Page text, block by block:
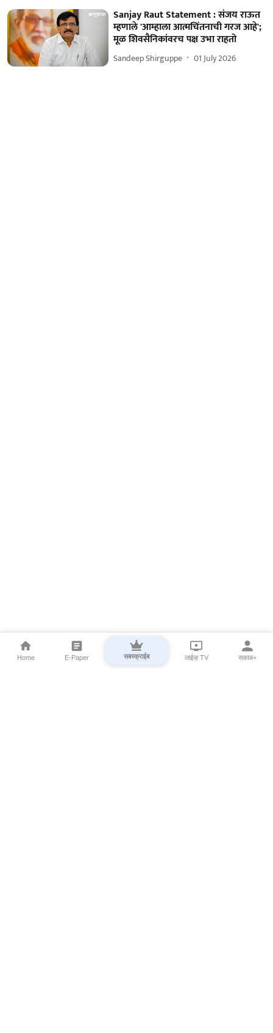
Sanjay Raut Statement : संजय राऊत
म्हणाले 'आम्हाला आत्मचिंतनाची गरज आहे';
मूळ शिवसैनिकांवरच पक्ष उभा राहतो
Sandeep Shirguppe 01 July 2026
Home E-Paper सबस्क्राईब लाईव्ह TV सकाळ+